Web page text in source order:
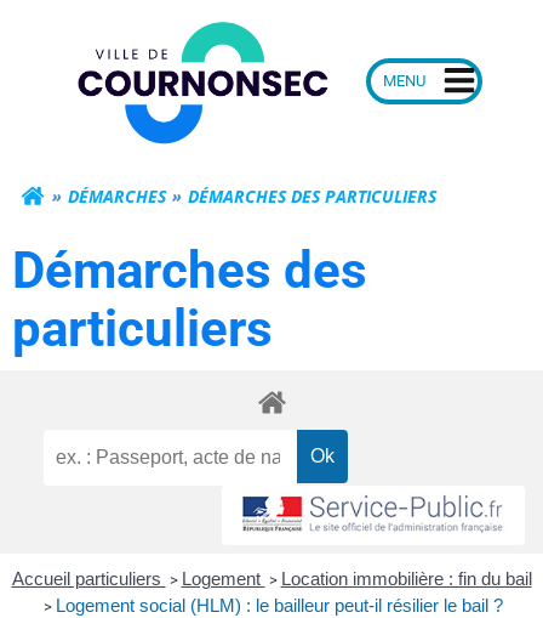
Mairie de
DÉMARCHES DÉMARCHES DES PARTICULIERS
Démarches des
particuliers
Accueil particuliers > Logement > Location immobilière : fin du bail
> Logement social (HLM) : le bailleur peut-il résilier le bail ?